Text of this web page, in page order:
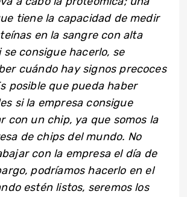
tiene la capacidad de medir
en la sangre con alta
consigue hacerlo, se
cuándo hay signos precoces
posible que pueda haber
si la empresa consigue
con un chip, ya que somos la
de chips del mundo. No
con la empresa el día de
podríamos hacerlo en el
estén listos, seremos los